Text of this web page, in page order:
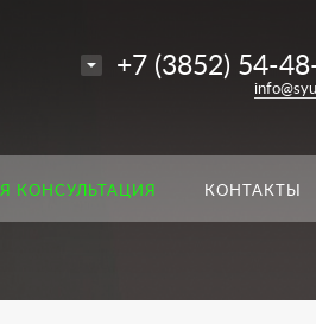
+7 (3852) 54-
КОНСУЛЬТАЦИЯ КОНТАКТЫ